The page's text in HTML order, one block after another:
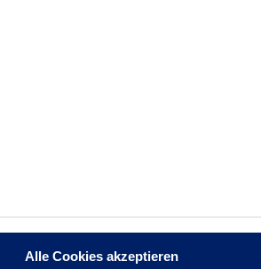
Alle Cookies akzeptieren